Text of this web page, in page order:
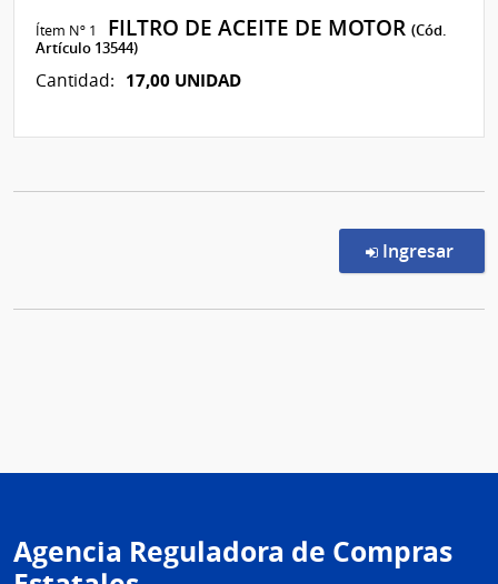
Ítem Nº 1 FILTRO DE ACEITE DE MOTOR(Cód.
Artículo 13544)
Cantidad: 17,00 UNIDAD
Ingresar
Agencia Reguladora de Compras